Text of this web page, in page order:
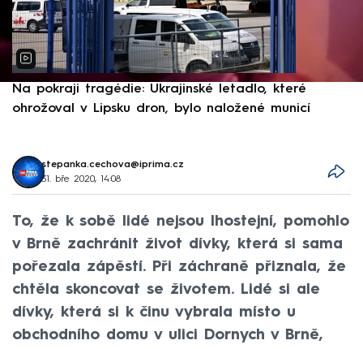
Na pokraji tragédie: Ukrajinské letadlo, které
ohrožoval v Lipsku dron, bylo naložené municí
stepanka.cechova@iprima.cz
31. bře 2020, 14:08
To, že k sobě lidé nejsou lhostejní, pomohlo
v Brně zachránit život dívky, která si sama
pořezala zápěstí. Při záchraně přiznala, že
chtěla skoncovat se životem. Lidé si ale
dívky, která si k činu vybrala místo u
obchodního domu v ulici Dornych v Brně,